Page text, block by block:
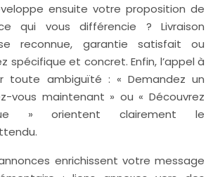
ensuite votre proposition de
qui vous différencie ? Livraison
reconnue, garantie satisfait ou
spécifique et concret. Enfin, l’appel à
toute ambiguïté : « Demandez un
vous maintenant » ou « Découvrez
» orientent clairement le
enrichissent votre message